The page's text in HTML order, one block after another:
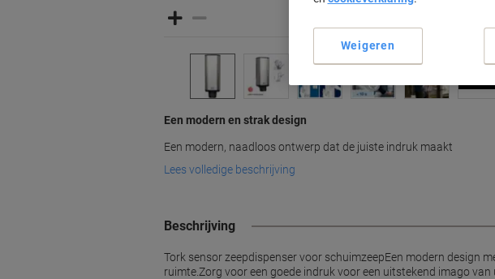
Een modern en strak design
Een modern, naadloos ontwerp dat de juiste indruk maakt
Lees volledige beschrijving
Beschrijving
Tork sensor zeepdispenser voor schuimzeepEen modern design
ruimte.Zorg voor een goede indruk voor een uitstekend imago
Weigeren